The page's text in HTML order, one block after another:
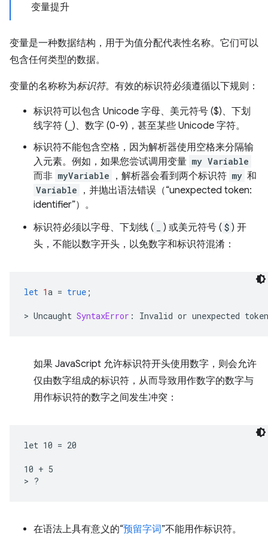
变量提升
变量是一种数据结构，用于为值分配代表性名称。它们可以
包含任何类型的数据。
变量的名称称为标识符。有效的标识符必须遵循以下规则：
标识符可以包含 Unicode 字母、美元符号 ($)、下划
线字符 (_)、数字 (0-9)，甚至某些 Unicode 字符。
标识符不能包含空格，因为解析器使用空格来分隔输
入元素。例如，如果您尝试调用变量 my Variable
而非 myVariable ，解析器会看到两个标识符 my 和
Variable
，并抛出语法错误（“unexpected token:
identifier”）。
标识符必须以字母、下划线 (
) 或美元符号 ( $ ) 开
头，不能以数字开头，以免数字和标识符混淆：
let 1a = true ;
> Uncaught SyntaxError : Invalid or unexpected token
如果 JavaScript 允许标识符开头使用数字，则会允许
仅由数字组成的标识符，从而导致用作数字的数字与
用作标识符的数字之间发生冲突：
let 10 = 20
10 + 5
在语法上具有意义的“预留字词”不能用作标识符。